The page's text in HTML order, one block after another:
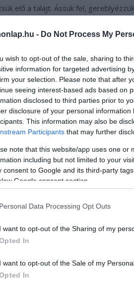
- Do Not Process My
wish to opt-out of the sale, sharing to
information for targeted advertising
your selection. Please note that after
seeing interest-based ads based on
disclosed to third parties prior to
disclosure of your personal information
This information may also be
Participants that may further
note that this website/app uses one
including but not limited to your
consent to Google and its third-party
Google consent section.
Personal Data Processing Opt Outs
I want to opt-out of the Sharing of my
In
I want to opt-out of the Sale of my
In
elő a talajt. Ássuk fel,
vegyszerrel dolgozzunk. A
pillangósvirágúakat, mint például a
a talajt. Célszerű továbbá olyan
betegséggel szemben
meditációs hely
a meditáláshoz egy mohával
ha szükségét érezzük annak, hogy
növő növényekből kialakított
de akár használaton kívüli
színessé egy kosárnyi
a rejtek meghittségét.